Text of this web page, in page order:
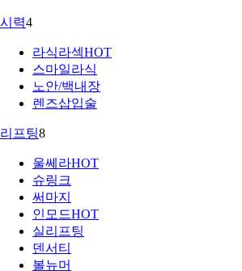
시력4
라식라섹HOT
스마일라식
노안/백내장
렌즈삽입술
리프팅8
울쎄라HOT
슈링크
써마지
인모드HOT
실리프팅
덴서티
볼뉴머